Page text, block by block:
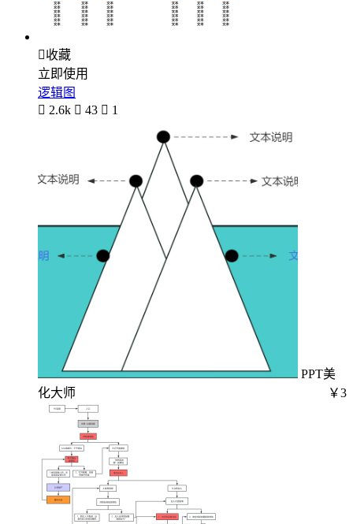
收藏
立即使用
逻辑图
 2.6k  43  1
PPT美
化大师
￥3